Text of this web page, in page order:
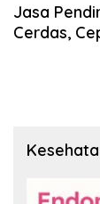
Jasa
Cerdas,